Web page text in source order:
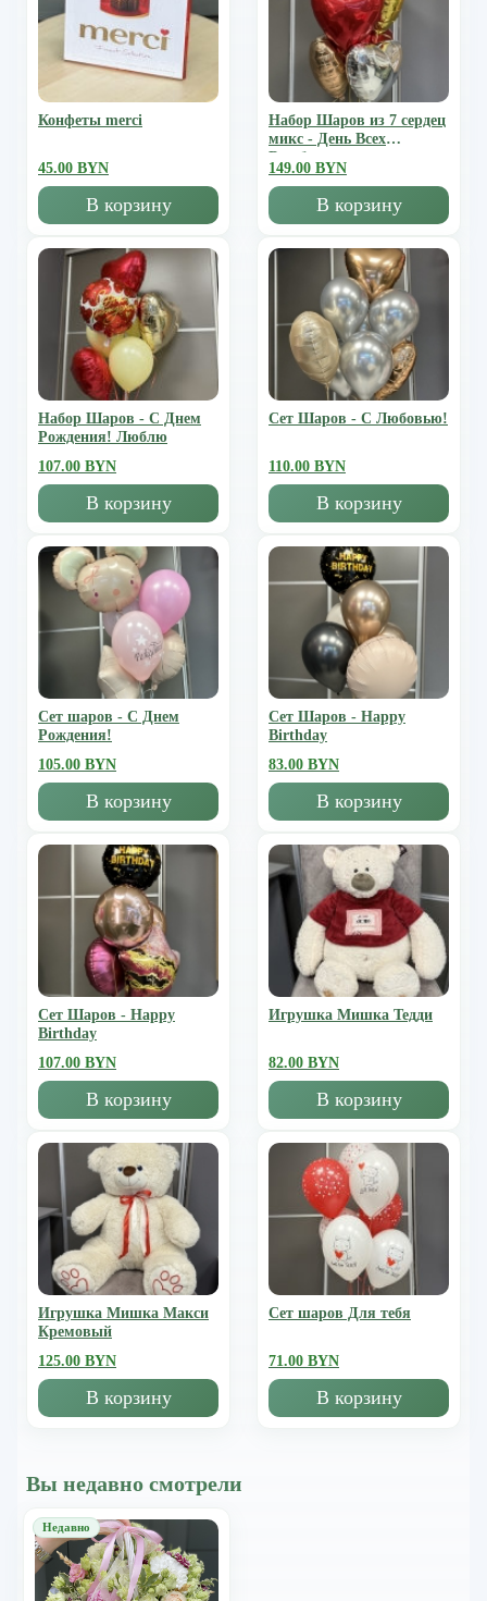
Конфеты merci
45.00 BYN
В корзину
Набор Шаров из 7 сердец
микс - День Всех
Влюбленных
149.00 BYN
В корзину
Набор Шаров - С Днем
Рождения! Люблю
107.00 BYN
В корзину
Сет Шаров - С Любовью!
110.00 BYN
В корзину
Сет шаров - С Днем
Рождения!
105.00 BYN
В корзину
Сет Шаров - Happy
Birthday
83.00 BYN
В корзину
Сет Шаров - Happy
Birthday
107.00 BYN
В корзину
Игрушка Мишка Тедди
82.00 BYN
В корзину
Игрушка Мишка Mакси
Кремовый
125.00 BYN
В корзину
Сет шаров Для тебя
71.00 BYN
В корзину
Вы недавно смотрели